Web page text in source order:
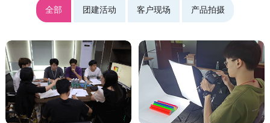
全部 团建活动 客户现场 产品拍摄